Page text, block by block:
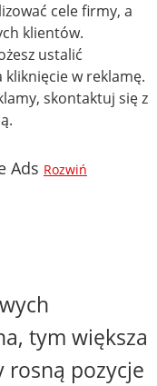
cele firmy, a
klientów.
ustalić
kliknięcie w reklamę.
skontaktuj się z
Ads Rozwiń
tym większa
rosną pozycje